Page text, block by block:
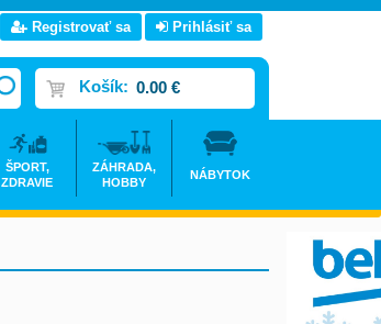
Registrovať sa Prihlásiť sa
Košík: 0.00 €
ŠPORT,
ZDRAVIE
ZÁHRADA,
HOBBY
NÁBYTOK